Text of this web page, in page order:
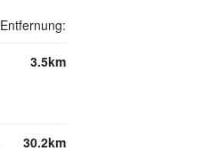
Entfernung:
3.5km
30.2km